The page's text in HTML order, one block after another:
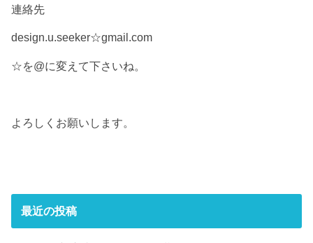
連絡先
design.u.seeker☆gmail.com
☆を@に変えて下さいね。
よろしくお願いします。
最近の投稿